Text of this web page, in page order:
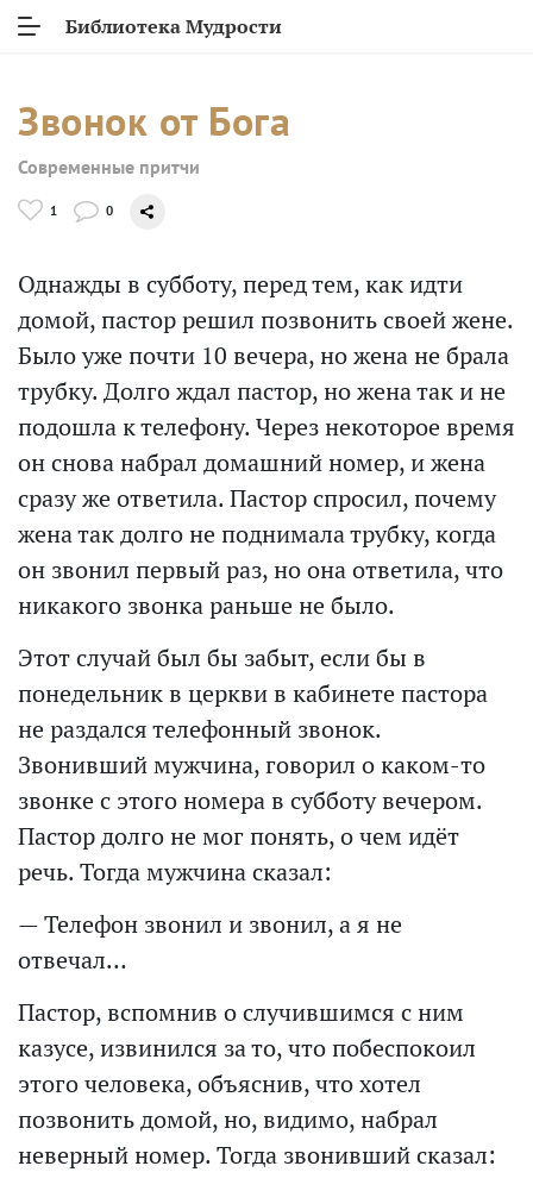
Библиотека Мудрости
Звонок от Бога
Современные притчи
1 0
Однажды в субботу, перед тем, как идти
домой, пастор решил позвонить своей жене.
Было уже почти 10 вечера, но жена не брала
трубку. Долго ждал пастор, но жена так и не
подошла к телефону. Через некоторое время
он снова набрал домашний номер, и жена
сразу же ответила. Пастор спросил, почему
жена так долго не поднимала трубку, когда
он звонил первый раз, но она ответила, что
никакого звонка раньше не было.
Этот случай был бы забыт, если бы в
понедельник в церкви в кабинете пастора
не раздался телефонный звонок.
Звонивший мужчина, говорил о каком-то
звонке с этого номера в субботу вечером.
Пастор долго не мог понять, о чем идёт
речь. Тогда мужчина сказал:
— Телефон звонил и звонил, а я не
отвечал…
Пастор, вспомнив о случившимся с ним
казусе, извинился за то, что побеспокоил
этого человека, объяснив, что хотел
позвонить домой, но, видимо, набрал
неверный номер. Тогда звонивший сказал: